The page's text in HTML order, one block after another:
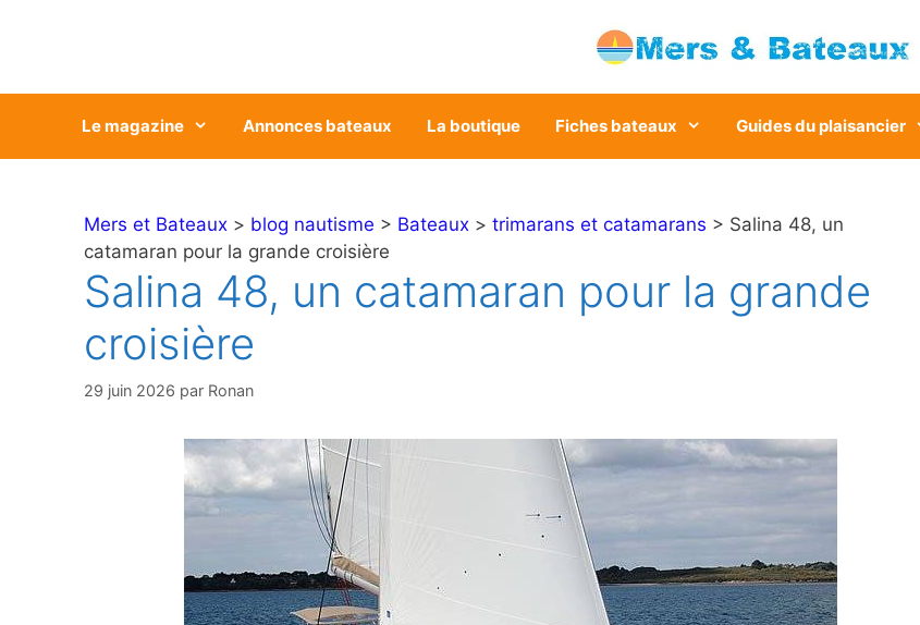
Le magazine Annonces bateaux La boutique Fiches bateaux Guides du plaisancier
Mers et Bateaux > blog nautisme > Bateaux > trimarans et catamarans > Salina 48, un
catamaran pour la grande croisière
Salina 48, un catamaran pour la grande
croisière
29 juin 2026 par Ronan